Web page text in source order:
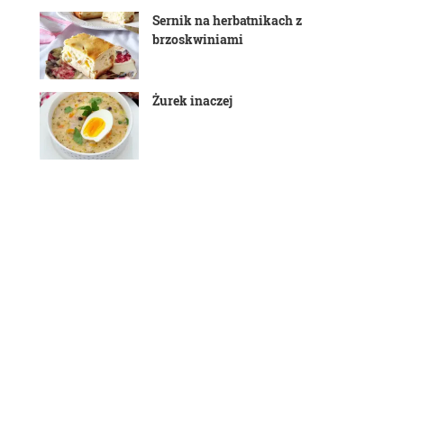
Sernik na herbatnikach z
brzoskwiniami
Żurek inaczej